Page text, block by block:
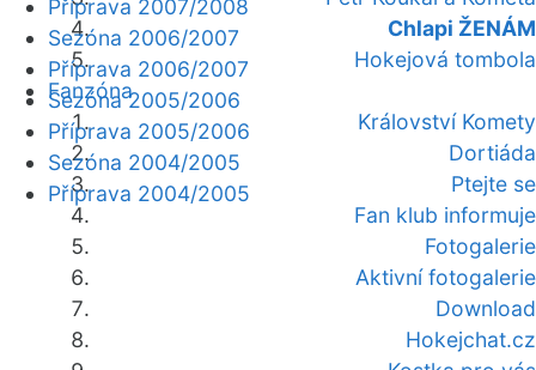
Chlapi ŽENÁM
Hokejová tombola
Fanzóna
Království Komety
Dortiáda
Ptejte se
Fan klub informuje
Fotogalerie
Aktivní fotogalerie
Download
Hokejchat.cz
Příprava 2007/2008
Sezóna 2006/2007
Příprava 2006/2007
Sezóna 2005/2006
Příprava 2005/2006
Sezóna 2004/2005
Příprava 2004/2005